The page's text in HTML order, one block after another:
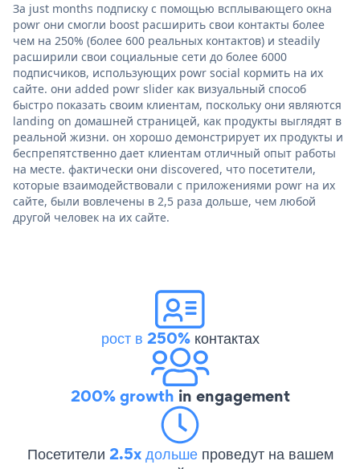
За just months подписку с помощью всплывающего окна
powr они смогли boost расширить свои контакты более
чем на 250% (более 600 реальных контактов) и steadily
расширили свои социальные сети до более 6000
подписчиков, использующих powr social кормить на их
сайте. они added powr slider как визуальный способ
быстро показать своим клиентам, поскольку они являются
landing on домашней страницей, как продукты выглядят в
реальной жизни. он хорошо демонстрирует их продукты и
беспрепятственно дает клиентам отличный опыт работы
на месте. фактически они discovered, что посетители,
которые взаимодействовали с приложениями powr на их
сайте, были вовлечены в 2,5 раза дольше, чем любой
другой человек на их сайте.
рост в 250%контактах
200% growth in engagement
Посетители 2.5x дольше проведут на вашем